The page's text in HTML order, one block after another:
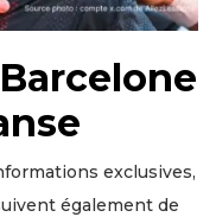
exclusives,
également de